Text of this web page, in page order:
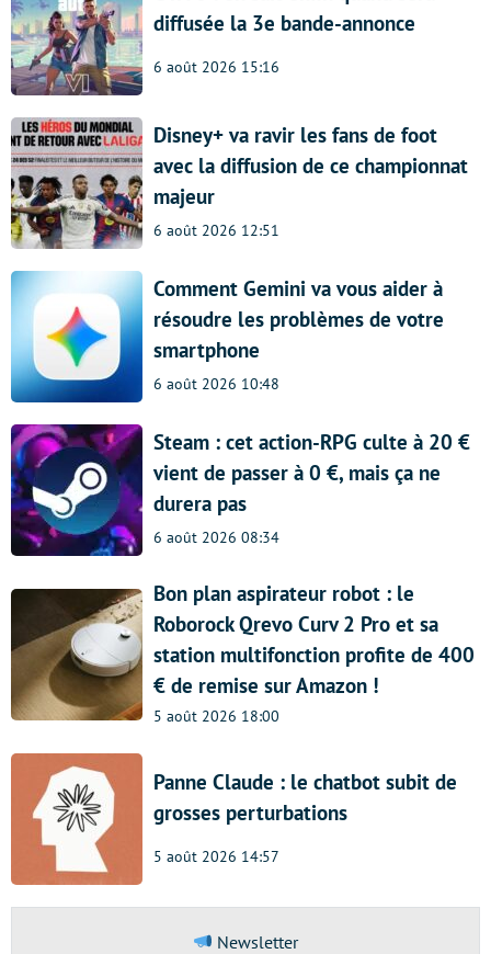
diffusée la 3e bande-annonce
6 août 2026 15:16
Disney+ va ravir les fans de foot
avec la diffusion de ce championnat
majeur
6 août 2026 12:51
Comment Gemini va vous aider à
résoudre les problèmes de votre
smartphone
6 août 2026 10:48
Steam : cet action-RPG culte à 20 €
vient de passer à 0 €, mais ça ne
durera pas
6 août 2026 08:34
Bon plan aspirateur robot : le
Roborock Qrevo Curv 2 Pro et sa
station multifonction profite de 400
€ de remise sur Amazon !
5 août 2026 18:00
Panne Claude : le chatbot subit de
grosses perturbations
5 août 2026 14:57
Newsletter